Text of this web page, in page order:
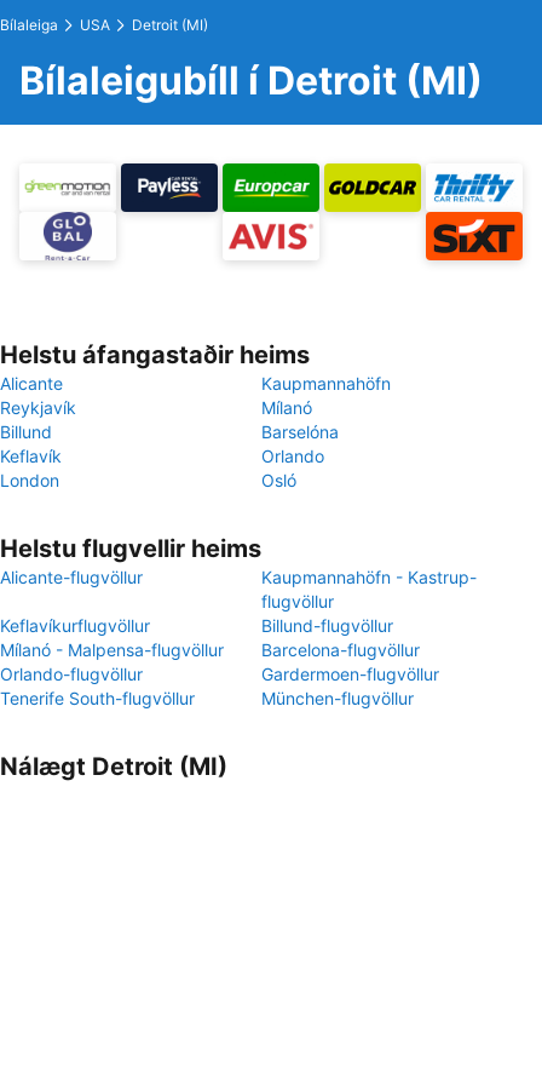
Bílaleiga USA Detroit (MI)
Bílaleigubíll í Detroit (MI)
Helstu áfangastaðir heims
Alicante
Kaupmannahöfn
Reykjavík
Mílanó
Billund
Barselóna
Keflavík
Orlando
London
Osló
Helstu flugvellir heims
Alicante-flugvöllur
Kaupmannahöfn - Kastrup-
flugvöllur
Keflavíkurflugvöllur
Billund-flugvöllur
Mílanó - Malpensa-flugvöllur
Barcelona-flugvöllur
Orlando-flugvöllur
Gardermoen-flugvöllur
Tenerife South-flugvöllur
München-flugvöllur
Nálægt Detroit (MI)